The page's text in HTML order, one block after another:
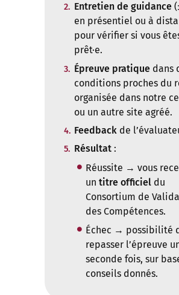
Entretien de guidance
en présentiel ou à
pour vérifier si vous
prêt·e.
Épreuve pratique dans
conditions proches du
organisée dans notre
ou un autre site agréé.
Feedback de
Résultat :
Réussite → vous
untitre officiel du
Consortium de
des Compétences.
Échec → possibilité
repasser l’épreuve
seconde fois, sur
conseils donnés.